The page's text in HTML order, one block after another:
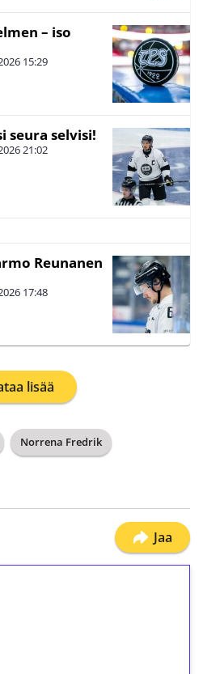
– iso
15:29
seura selvisi!
21:02
Reunanen
17:48
lisää
Norrena Fredrik
Jaa